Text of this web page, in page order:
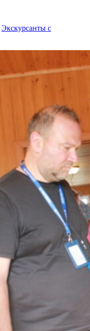
Экскурсанты с